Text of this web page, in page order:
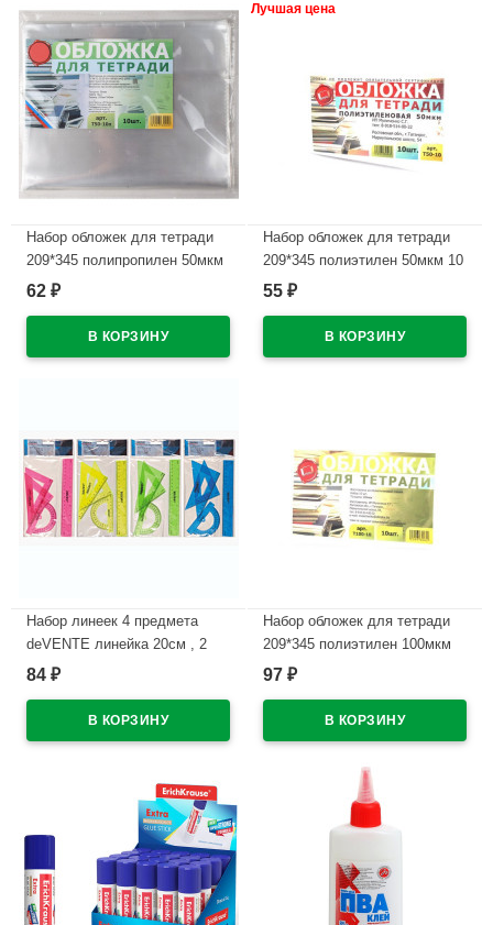
Набор обложек для тетради
209*345 полипропилен 50мкм
10 штук в наборе арт.Т50-10п
62 ₽
Лучшая цена
Набор обложек для тетради
209*345 полиэтилен 50мкм 10
штук в наборе арт Т50-10
55 ₽
Набор линеек 4 предмета
deVENTE линейка 20см , 2
угольника, транспортир
84 ₽
Набор обложек для тетради
209*345 полиэтилен 100мкм
10 штук в наборе арт Т100-10
97 ₽